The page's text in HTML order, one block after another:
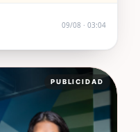
09/08 · 03:04
PUBLICIDAD